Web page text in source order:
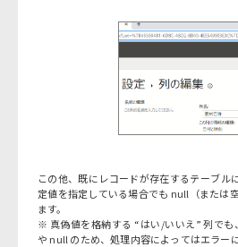
この他、既にレコードが存在するテーブル
定値を指定している場合でも null（または
ます。
※ 真偽値を格納する “はい/いいえ” 列でも
や null のため、処理内容によってはエラー